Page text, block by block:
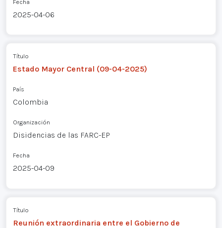
Fecha
2025-04-06
Título
Estado Mayor Central (09-04-2025)
País
Colombia
Organización
Disidencias de las FARC-EP
Fecha
2025-04-09
Título
Reunión extraordinaria entre el Gobierno de